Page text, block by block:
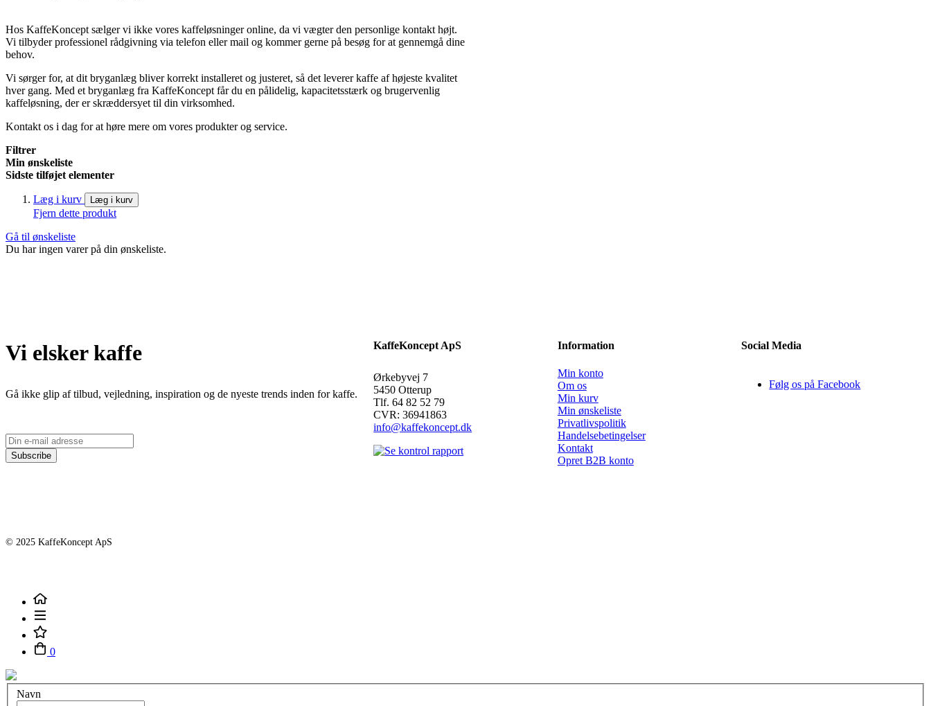
Hos KaffeKoncept sælger vi ikke vores kaffeløsninger online, da vi vægter den personlige kontakt højt.
Vi tilbyder professionel rådgivning via telefon eller mail og kommer gerne på besøg for at gennemgå dine
behov.
Vi sørger for, at dit bryganlæg bliver korrekt installeret og justeret, så det leverer kaffe af højeste kvalitet
hver gang. Med et bryganlæg fra KaffeKoncept får du en pålidelig, kapacitetsstærk og brugervenlig
kaffeløsning, der er skræddersyet til din virksomhed.
Kontakt os i dag for at høre mere om vores produkter og service.
Filtrer
Min ønskeliste
Sidste tilføjet elementer
Læg i kurv Læg i kurv
Fjern dette produkt
Gå til ønskeliste
Du har ingen varer på din ønskeliste.
Vi elsker kaffe
Gå ikke glip af tilbud, vejledning, inspiration og de nyeste trends inden for kaffe.
Subscribe
KaffeKoncept ApS
Ørkebyvej 7
5450 Otterup
Tlf. 64 82 52 79
CVR: 36941863
info@kaffekoncept.dk
Information
Min konto
Om os
Min kurv
Min ønskeliste
Privatlivspolitik
Handelsebetingelser
Kontakt
Opret B2B konto
Social Media
Følg os på Facebook
© 2025 KaffeKoncept ApS
0
Navn